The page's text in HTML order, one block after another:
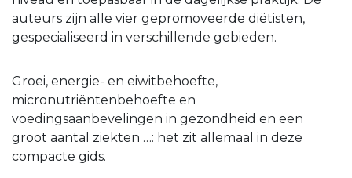
auteurs zijn alle vier gepromoveerde diëtisten,
gespecialiseerd in verschillende gebieden.
Groei, energie- en eiwitbehoefte,
micronutriëntenbehoefte en
voedingsaanbevelingen in gezondheid en een
groot aantal ziekten …: het zit allemaal in deze
compacte gids.